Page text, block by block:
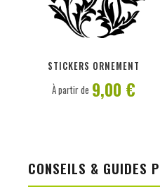
STICKERS ORNEMENT
À partir de 9,00 €
CONSEILS & GUIDES